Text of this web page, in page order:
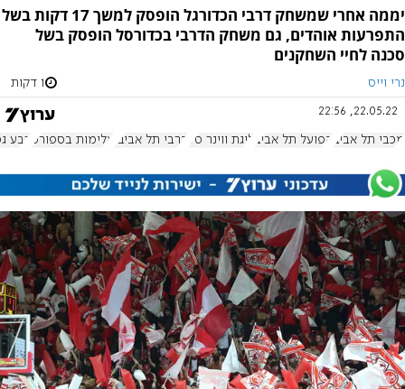
יממה אחרי שמשחק דרבי הכדורגל הופסק למשך 17 דקות בשל
התפרעות אוהדים, גם משחק הדרבי בכדורסל הופסק בשל
סכנה לחיי השחקנים
נרי וייס 1 דקות
22.05.22, 22:56
מכבי תל אביב הפועל תל אביב ליגת ווינר סל דרבי תל אביבי אלימות בספורט רבע